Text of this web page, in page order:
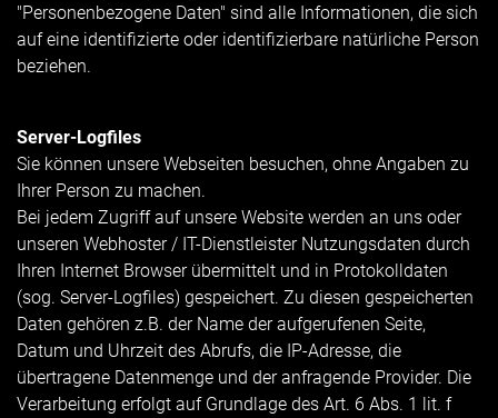
"Personenbezogene Daten" sind alle Informationen, die sich
auf eine identifizierte oder identifizierbare natürliche Person
beziehen.
Server-Logfiles
Sie können unsere Webseiten besuchen, ohne Angaben zu
Ihrer Person zu machen.
Bei jedem Zugriff auf unsere Website werden an uns oder
unseren Webhoster / IT-Dienstleister Nutzungsdaten durch
Ihren Internet Browser übermittelt und in Protokolldaten
(sog. Server-Logfiles) gespeichert. Zu diesen gespeicherten
Daten gehören z.B. der Name der aufgerufenen Seite,
Datum und Uhrzeit des Abrufs, die IP-Adresse, die
übertragene Datenmenge und der anfragende Provider. Die
Verarbeitung erfolgt auf Grundlage des Art. 6 Abs. 1 lit. f